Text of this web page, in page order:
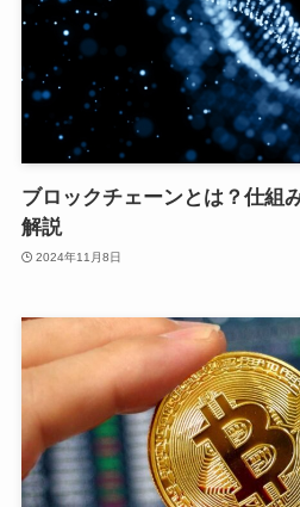
ブロックチェーンとは？仕組
解説
2024年11月8日